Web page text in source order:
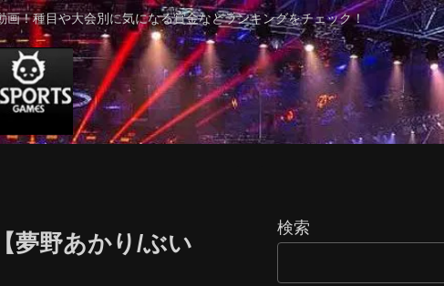
！種目や大会別に気になる賞金などランキングをチェック！
夢野あかり/ぶい
検索